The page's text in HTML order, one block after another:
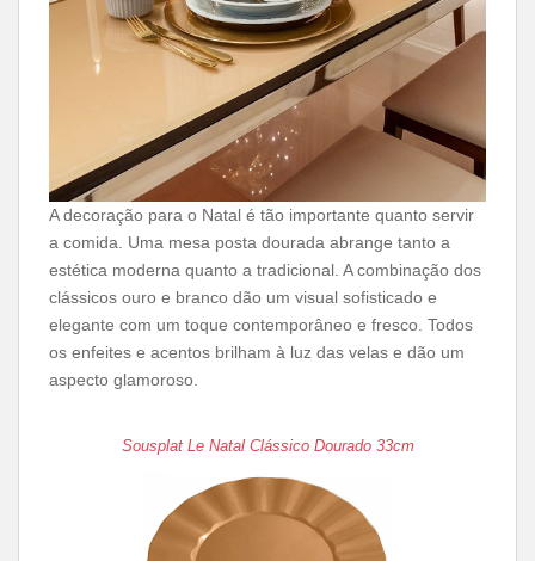
A decoração para o Natal é tão importante quanto servir
a comida. Uma mesa posta dourada abrange tanto a
estética moderna quanto a tradicional. A combinação dos
clássicos ouro e branco dão um visual sofisticado e
elegante com um toque contemporâneo e fresco. Todos
os enfeites e acentos brilham à luz das velas e dão um
aspecto glamoroso.
Sousplat Le Natal Clássico Dourado 33cm